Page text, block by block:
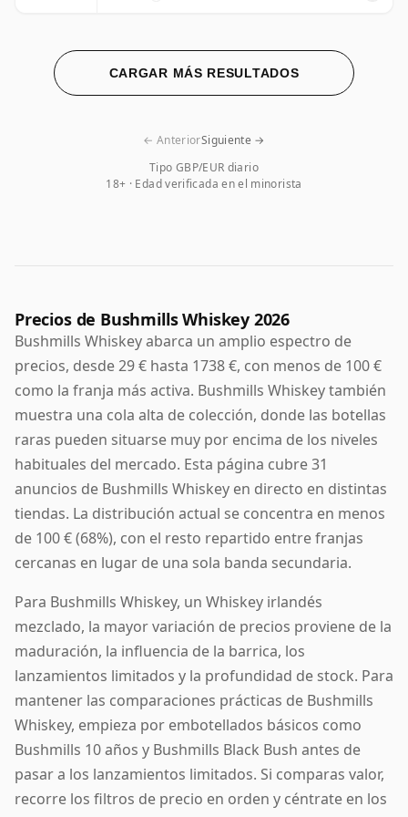
CARGAR MÁS RESULTADOS
Tipo GBP/EUR diario
18+ · Edad verificada en el minorista
← AnteriorSiguiente →
Precios de Bushmills Whiskey 2026
Bushmills Whiskey abarca un amplio espectro de
precios, desde 29 € hasta 1738 €, con menos de 100 €
como la franja más activa. Bushmills Whiskey también
muestra una cola alta de colección, donde las botellas
raras pueden situarse muy por encima de los niveles
habituales del mercado. Esta página cubre 31
anuncios de Bushmills Whiskey en directo en distintas
tiendas. La distribución actual se concentra en menos
de 100 € (68%), con el resto repartido entre franjas
cercanas en lugar de una sola banda secundaria.
Para Bushmills Whiskey, un Whiskey irlandés
mezclado, la mayor variación de precios proviene de la
maduración, la influencia de la barrica, los
lanzamientos limitados y la profundidad de stock. Para
mantener las comparaciones prácticas de Bushmills
Whiskey, empieza por embotellados básicos como
Bushmills 10 años y Bushmills Black Bush antes de
pasar a los lanzamientos limitados. Si comparas valor,
recorre los filtros de precio en orden y céntrate en los